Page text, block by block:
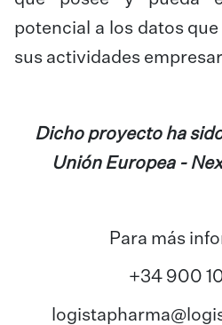
potencial a los datos
sus actividades
Dicho proyecto ha
Unión Europea -
Para más
+34 900